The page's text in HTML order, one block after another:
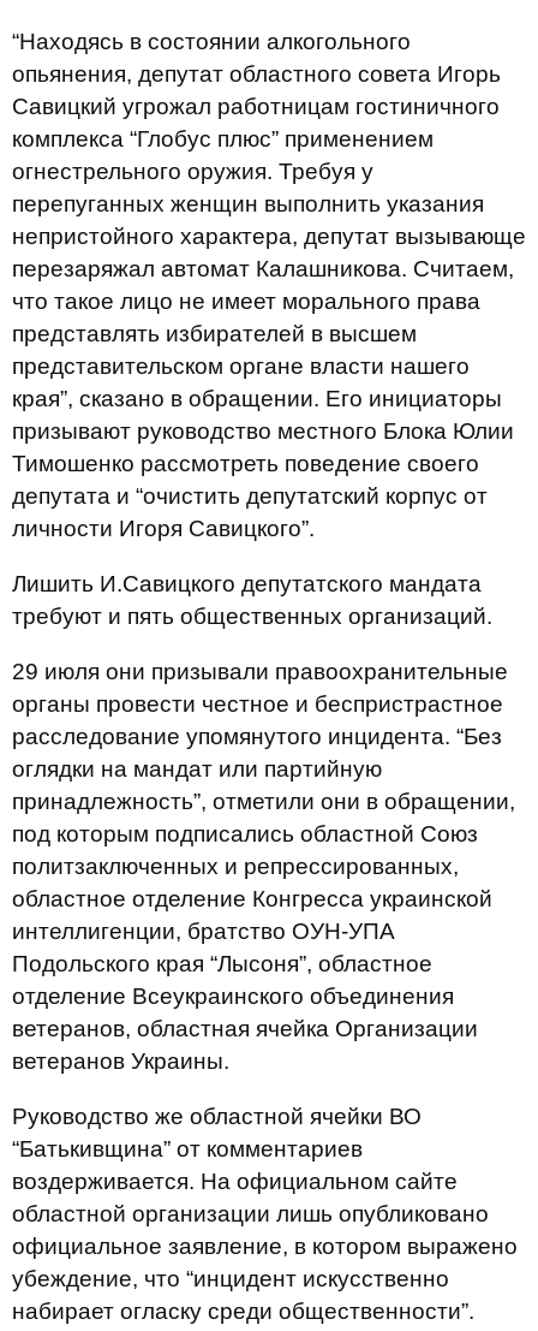
“Находясь в состоянии алкогольного
опьянения, депутат областного совета Игорь
Савицкий угрожал работницам гостиничного
комплекса “Глобус плюс” применением
огнестрельного оружия. Требуя у
перепуганных женщин выполнить указания
непристойного характера, депутат вызывающе
перезаряжал автомат Калашникова. Считаем,
что такое лицо не имеет морального права
представлять избирателей в высшем
представительском органе власти нашего
края”, сказано в обращении. Его инициаторы
призывают руководство местного Блока Юлии
Тимошенко рассмотреть поведение своего
депутата и “очистить депутатский корпус от
личности Игоря Савицкого”.
Лишить И.Савицкого депутатского мандата
требуют и пять общественных организаций.
29 июля они призывали правоохранительные
органы провести честное и беспристрастное
расследование упомянутого инцидента. “Без
оглядки на мандат или партийную
принадлежность”, отметили они в обращении,
под которым подписались областной Союз
политзаключенных и репрессированных,
областное отделение Конгресса украинской
интеллигенции, братство ОУН-УПА
Подольского края “Лысоня”, областное
отделение Всеукраинского объединения
ветеранов, областная ячейка Организации
ветеранов Украины.
Руководство же областной ячейки ВО
“Батькивщина” от комментариев
воздерживается. На официальном сайте
областной организации лишь опубликовано
официальное заявление, в котором выражено
убеждение, что “инцидент искусственно
набирает огласку среди общественности”.